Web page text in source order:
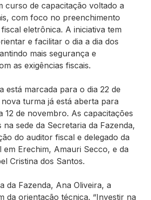
curso de capacitação voltado a
com foco no preenchimento
eletrônica. A iniciativa tem
e facilitar o dia a dia dos
mais segurança e
as exigências fiscais.
está marcada para o dia 22 de
turma já está aberta para
12 de novembro. As capacitações
na sede da Secretaria da Fazenda,
do auditor fiscal e delegado da
em Erechim, Amauri Secco, e da
Cristina dos Santos.
da Fazenda, Ana Oliveira, a
da orientação técnica. “Investir na